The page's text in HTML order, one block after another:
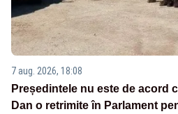
7 aug. 2026, 18:08
Președintele nu este de acord
Dan o retrimite în Parlament